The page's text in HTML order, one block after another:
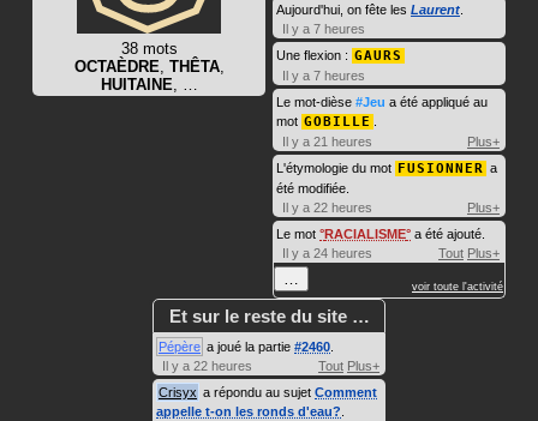
38 mots
OCTAÈDRE THÊTA,
HUITAINE
Aujourd'hui, on fête les Laurent
Il y a 7 heures
Une flexion : GAURS
Il y a 7 heures
Le mot-dièse #Jeu a été appliqué au
mot GOBILLE
Il y a 21 heures
Plus+
L'étymologie du mot FUSIONNER a
été modifiée.
Il y a 22 heures
Plus+
Le mot RACIALISME a été ajouté.
Il y a 24 heures
Tout Plus+
voir toute l'activité
Et sur le reste du site …
Pépère a joué la partie #2460
Il y a 22 heures
Tout Plus+
Crisyx a répondu au sujet Comment
appelle t-on les ronds d'eau?